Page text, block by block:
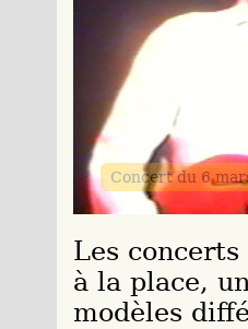
Concert du 6
Les
à la place,
modèles